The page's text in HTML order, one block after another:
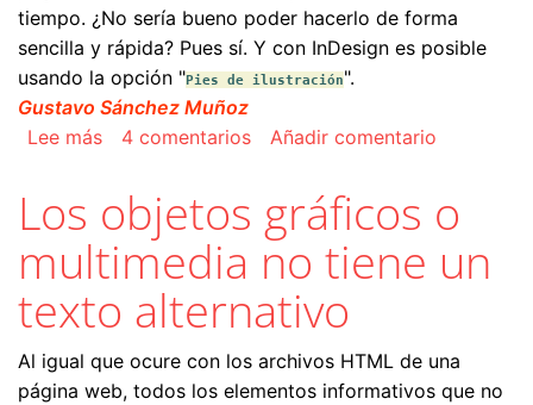
tiempo. ¿No sería bueno poder hacerlo de forma
sencilla y rápida? Pues sí. Y con InDesign es posible
usando la opción "Pies de ilustración".
Gustavo Sánchez Muñoz
Lee mássobre Crear pies o firmas de foto con
4 comentarios Añadir comentario
Los objetos gráficos o
multimedia no tiene un
texto alternativo
Al igual que ocure con los archivos HTML de una
página web, todos los elementos informativos que no